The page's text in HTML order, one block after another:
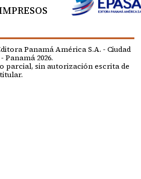
Panamá América S.A. - Ciudad
Panamá 2026.
parcial, sin autorización escrita de